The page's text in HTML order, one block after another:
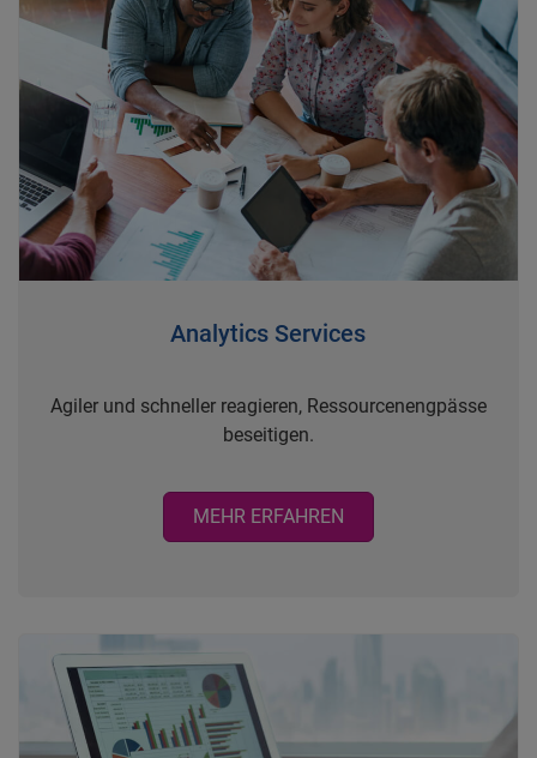
Analytics Services
Agiler und schneller reagieren, Ressourcenengpässe
beseitigen.
MEHR ERFAHREN